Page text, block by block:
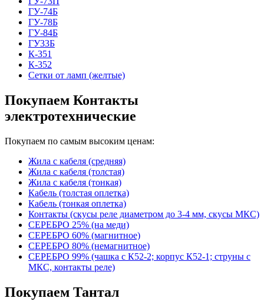
ГУ-74Б
ГУ-78Б
ГУ-84Б
ГУ33Б
К-351
К-352
Сетки от ламп (желтые)
Покупаем Контакты
электротехнические
Покупаем по самым высоким ценам:
Жила с кабеля (средняя)
Жила с кабеля (толстая)
Жила с кабеля (тонкая)
Кабель (толстая оплетка)
Кабель (тонкая оплетка)
Контакты (скусы реле диаметром до 3-4 мм, скусы МКС)
СЕРЕБРО 25% (на меди)
СЕРЕБРО 60% (магнитное)
СЕРЕБРО 80% (немагнитное)
СЕРЕБРО 99% (чашка с К52-2; корпус К52-1; струны с
МКС, контакты реле)
Покупаем Тантал